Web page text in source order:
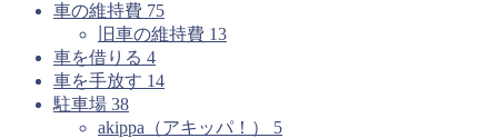
車の維持費 75
旧車の維持費 13
車を借りる 4
車を手放す 14
駐車場 38
akippa（アキッパ！） 5